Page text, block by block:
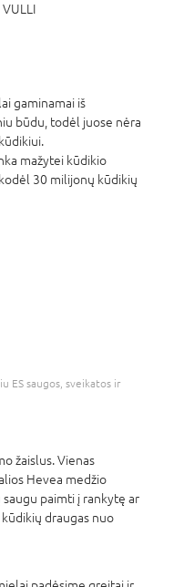
VULLI
gaminamai iš
būdu, todėl juose nėra
mažytei kūdikio
30 milijonų kūdikių
ES saugos, sveikatos ir
žaislus. Vienas
Hevea medžio
saugu paimti į rankytę ar
draugas nuo